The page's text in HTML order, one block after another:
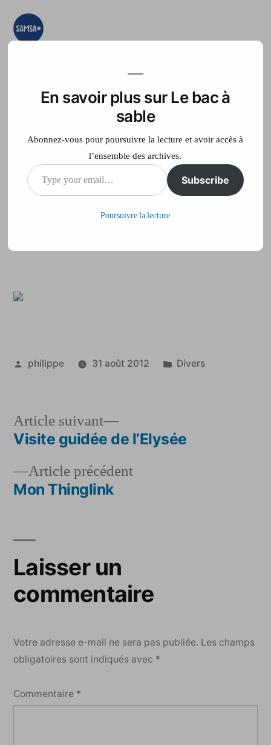
Aller
teste, on expérimente
Accueil France Télé
Elysée
Publié
philippe 31 août 2012
Publié
Divers
Navigation
deArticle précédentArticle
Mon Thinglink
Article suivant
Article
suivant :
Visite guidée de l’Elysée
Laisser un
commentaire
Votre adresse e-mail ne sera pas publiée. Les champs
obligatoires sont indiqués avec *
Commentaire *
En savoir plus sur Le bac à
sable
Abonnez-vous pour poursuivre la lecture et avoir accès à
l’ensemble des archives.
Type
your
Subscribe
Poursuivre la lecture